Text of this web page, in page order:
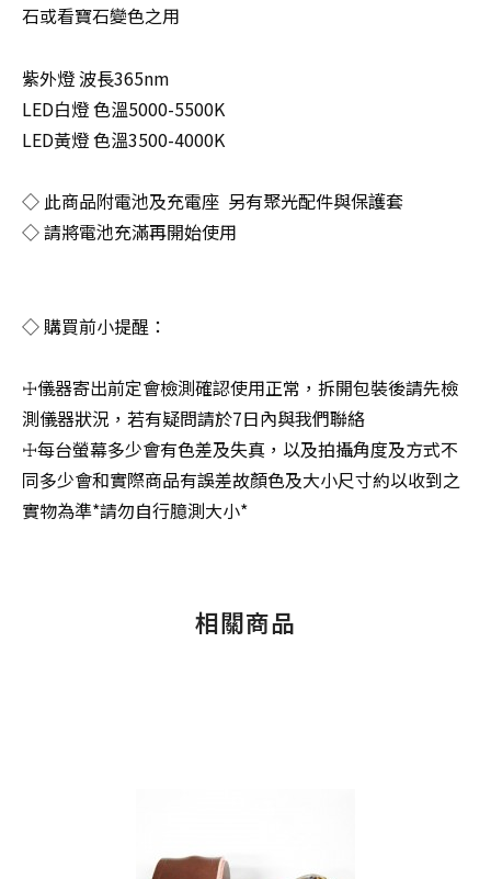
石或看寶石變色之用
紫外燈 波長365nm
LED白燈 色溫5000-5500K
LED黃燈 色溫3500-4000K
◇ 此商品附電池及充電座 另有聚光配件與保護套
◇ 請將電池充滿再開始使用
◇ 購買前小提醒：
☩儀器寄出前定會檢測確認使用正常，拆開包裝後請先檢
測儀器狀況，若有疑問請於7日內與我們聯絡
☩每台螢幕多少會有色差及失真，以及拍攝角度及方式不
同多少會和實際商品有誤差故顏色及大小尺寸約以收到之
實物為準*請勿自行臆測大小*
相關商品